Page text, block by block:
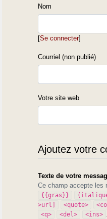
Nom
[Se connecter]
Courriel (non publié)
Votre site web
Ajoutez votre
Texte de votre
Ce champ accepte les
{{gras}}
>url]
<quote>
<q> <del> <ins>